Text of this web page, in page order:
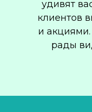
удивят
клиентов
и
рады